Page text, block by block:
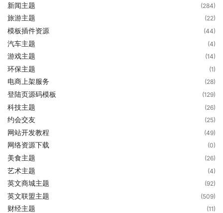
新闻主题 (284)
旅游主题 (22)
模板插件资源 (44)
汽车主题 (4)
游戏主题 (14)
环保主题 (1)
电商上架服务 (28)
登陆页源码模板 (129)
科技主题 (26)
约会交友 (25)
网站开发教程 (49)
网络资源下载 (0)
美食主题 (26)
艺术主题 (4)
英文商城主题 (92)
英文联盟主题 (509)
财经主题 (11)